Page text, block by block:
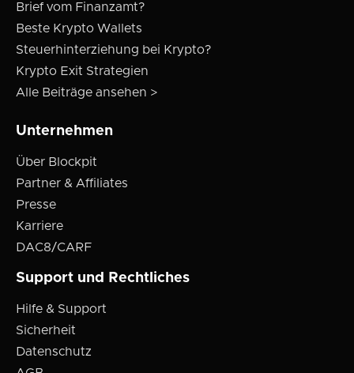
Brief vom Finanzamt?
Beste Krypto Wallets
Steuerhinterziehung bei Krypto?
Krypto Exit Strategien
Alle Beiträge ansehen >
Unternehmen
Über Blockpit
Partner & Affiliates
Presse
Karriere
DAC8/CARF
Support und Rechtliches
Hilfe & Support
Sicherheit
Datenschutz